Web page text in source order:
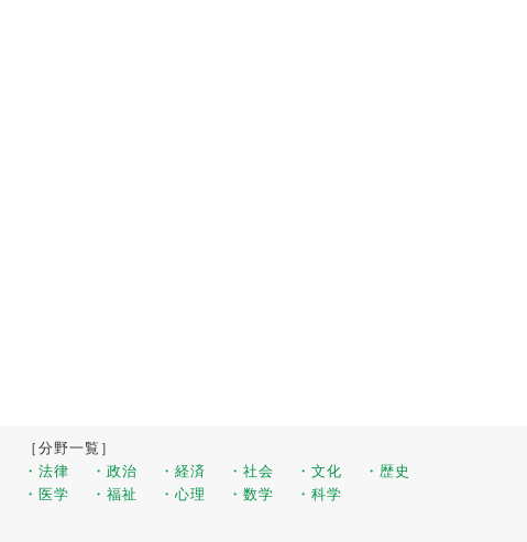
［分野一覧］
・法律
・政治 ・経済 ・社会 ・文化
・歴史
・医学
・福祉 ・心理 ・数学 ・科学